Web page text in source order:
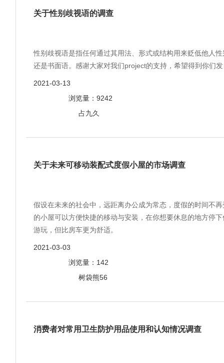
关于性别歧视语的调查
性别歧视语是指任何通过其用法、形式或结构用来贬低他人
还是书面语。感谢大家对我们project的支持，希望得到你们
2021-03-13
浏览量：9242
占九久
关于未来可移动装配式度假小屋的市场调查
假设在未来的社会中，远距离办公成为常态，度假的时间不
的小屋可以方便快捷的移动与安装，在你想要休息的地方停
游玩，但比房车更为舒适。
2021-03-03
浏览量：142
树袋熊56
消费者对常用卫生防护用品使用和认知情况调查